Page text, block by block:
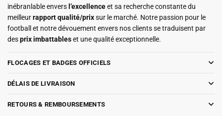
inébranlable envers l’excellenceet sa recherche constante du
meilleurrapport qualité/prixsur le marché. Notre passion pour le
football et notre dévouement envers nos clients se traduisent par
desprix imbattableset une qualité exceptionnelle.
FLOCAGES ET BADGES OFFICIELS
DÉLAIS DE LIVRAISON
RETOURS & REMBOURSEMENTS